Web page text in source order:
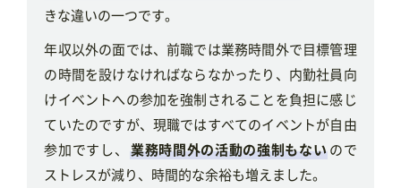
きな違いの一つです。
年収以外の面では、前職では業務時間外で目標管理
の時間を設けなければならなかったり、内勤社員向
けイベントへの参加を強制されることを負担に感じ
ていたのですが、現職ではすべてのイベントが自由
参加ですし、
業務時間外の活動の強制もないので
ストレスが減り、時間的な余裕も増えました。